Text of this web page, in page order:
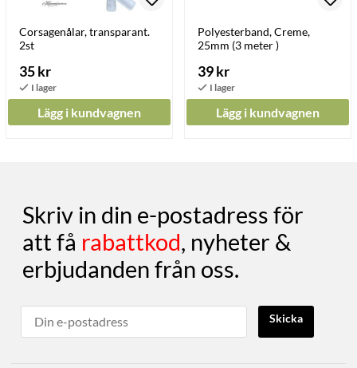
Corsagenålar, transparant.
2st
35 kr
Lägg i kundvagnen
Polyesterband, Creme,
25mm (3 meter )
39 kr
Lägg i kundvagnen
Skriv in din e-postadress för
att få rabattkod, nyheter &
erbjudanden från oss.
Skicka